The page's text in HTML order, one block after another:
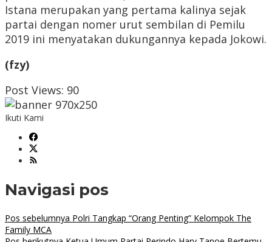
Istana merupakan yang pertama kalinya sejak
partai dengan nomer urut sembilan di Pemilu
2019 ini menyatakan dukungannya kepada Jokowi.
(fzy)
Post Views: 90
Ikuti Kami
Navigasi pos
Pos sebelumnya Polri Tangkap “Orang Penting” Kelompok The
Family MCA